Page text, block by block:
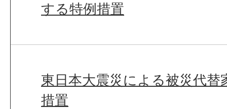
する特例措置
東日本大震災による被災代替
措置